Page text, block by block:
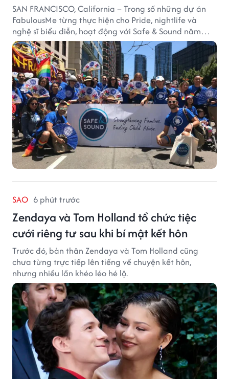
SAN FRANCISCO, California – Trong số những dự án
FabulousMe từng thực hiện cho Pride, nightlife và
nghệ sĩ biểu diễn, hoạt động với Safe & Sound năm
2019 mang một bối cảnh khác biệt. Safe & Sound là tổ
chức phi lợi nhuận tại San Francisco hoạt động trong
lĩnh vực phòng ngừa bạo hành trẻ em, hỗ trợ gia đình
và xây dựng môi trường an toàn cho trẻ em.
SAO 6 phút trước
Zendaya và Tom Holland tổ chức tiệc
cưới riêng tư sau khi bí mật kết hôn
Trước đó, bản thân Zendaya và Tom Holland cũng
chưa từng trực tiếp lên tiếng về chuyện kết hôn,
nhưng nhiều lần khéo léo hé lộ.